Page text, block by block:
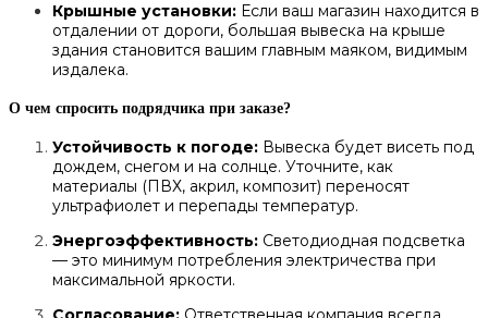
Крышные установки: Если ваш магазин находится в
отдалении от дороги, большая вывеска на крыше
здания становится вашим главным маяком, видимым
издалека.
О чем спросить подрядчика при заказе?
Устойчивость к погоде: Вывеска будет висеть под
дождем, снегом и на солнце. Уточните, как
материалы (ПВХ, акрил, композит) переносят
ультрафиолет и перепады температур.
Энергоэффективность: Светодиодная подсветка
— это минимум потребления электричества при
максимальной яркости.